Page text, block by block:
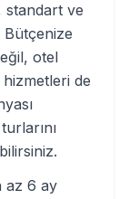
standart ve
Bütçenize
otel
de
az 6 ay